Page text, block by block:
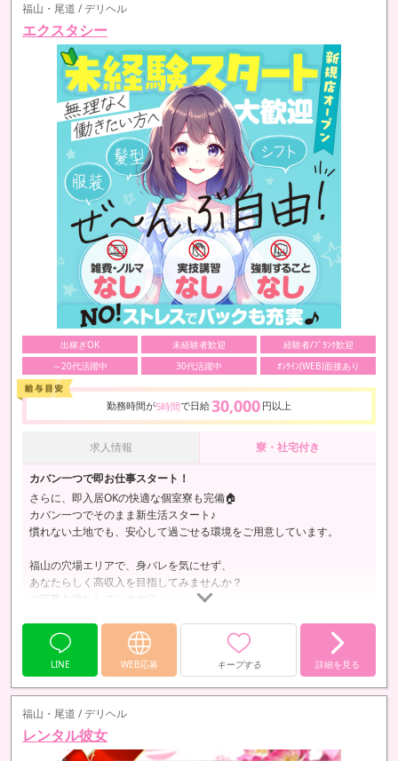
福山・尾道 / デリヘル
エクスタシー
出稼ぎOK 未経験者歓迎
経験者/ﾌﾞﾗﾝｸ歓迎
～20代活躍中
30代活躍中 ｵﾝﾗｲﾝ(WEB)面接あり
勤務時間が5時間で日給30,000 円以上
求人情報 寮・社宅付き
カバン一つで即お仕事スタート！
さらに、即入居OKの快適な個室寮も完備🏠
カバン一つでそのまま新生活スタート♪
慣れない土地でも、安心して過ごせる環境をご用意しています。
福山の穴場エリアで、身バレを気にせず、
あなたらしく高収入を目指してみませんか？
ご応募お待ちしています♡
LINE WEB応募 キープする 詳細を見る
福山・尾道 / デリヘル
レンタル彼女